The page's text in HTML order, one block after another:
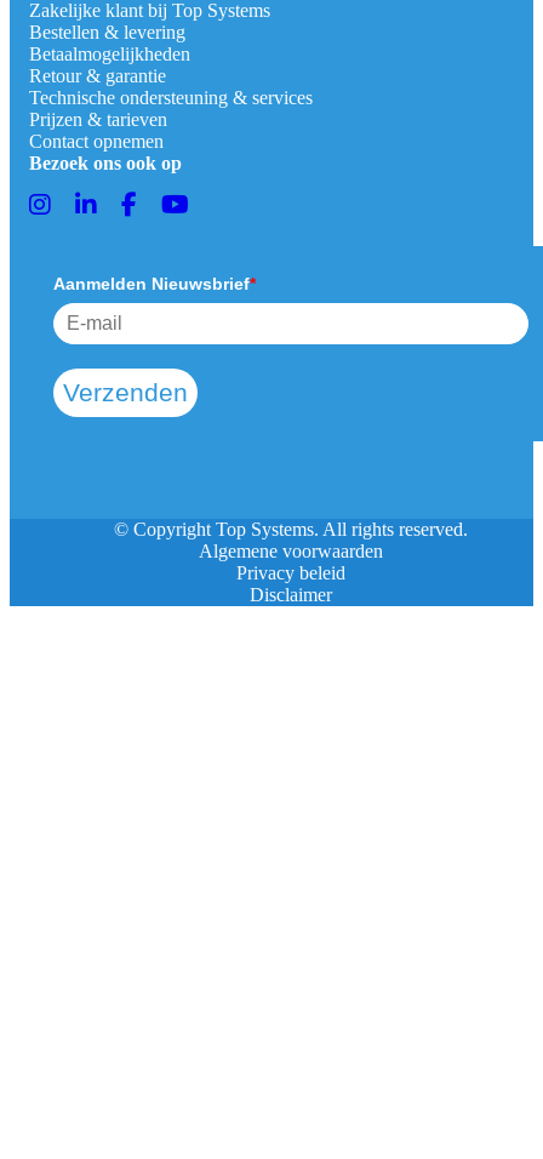
Zakelijke klant bij Top Systems
Bestellen & levering
Betaalmogelijkheden
Retour & garantie
Technische ondersteuning & services
Prijzen & tarieven
Contact opnemen
Bezoek ons ook op
Aanmelden Nieuwsbrief*
Verzenden
© Copyright Top Systems. All rights reserved.
Algemene voorwaarden
Privacy beleid
Disclaimer